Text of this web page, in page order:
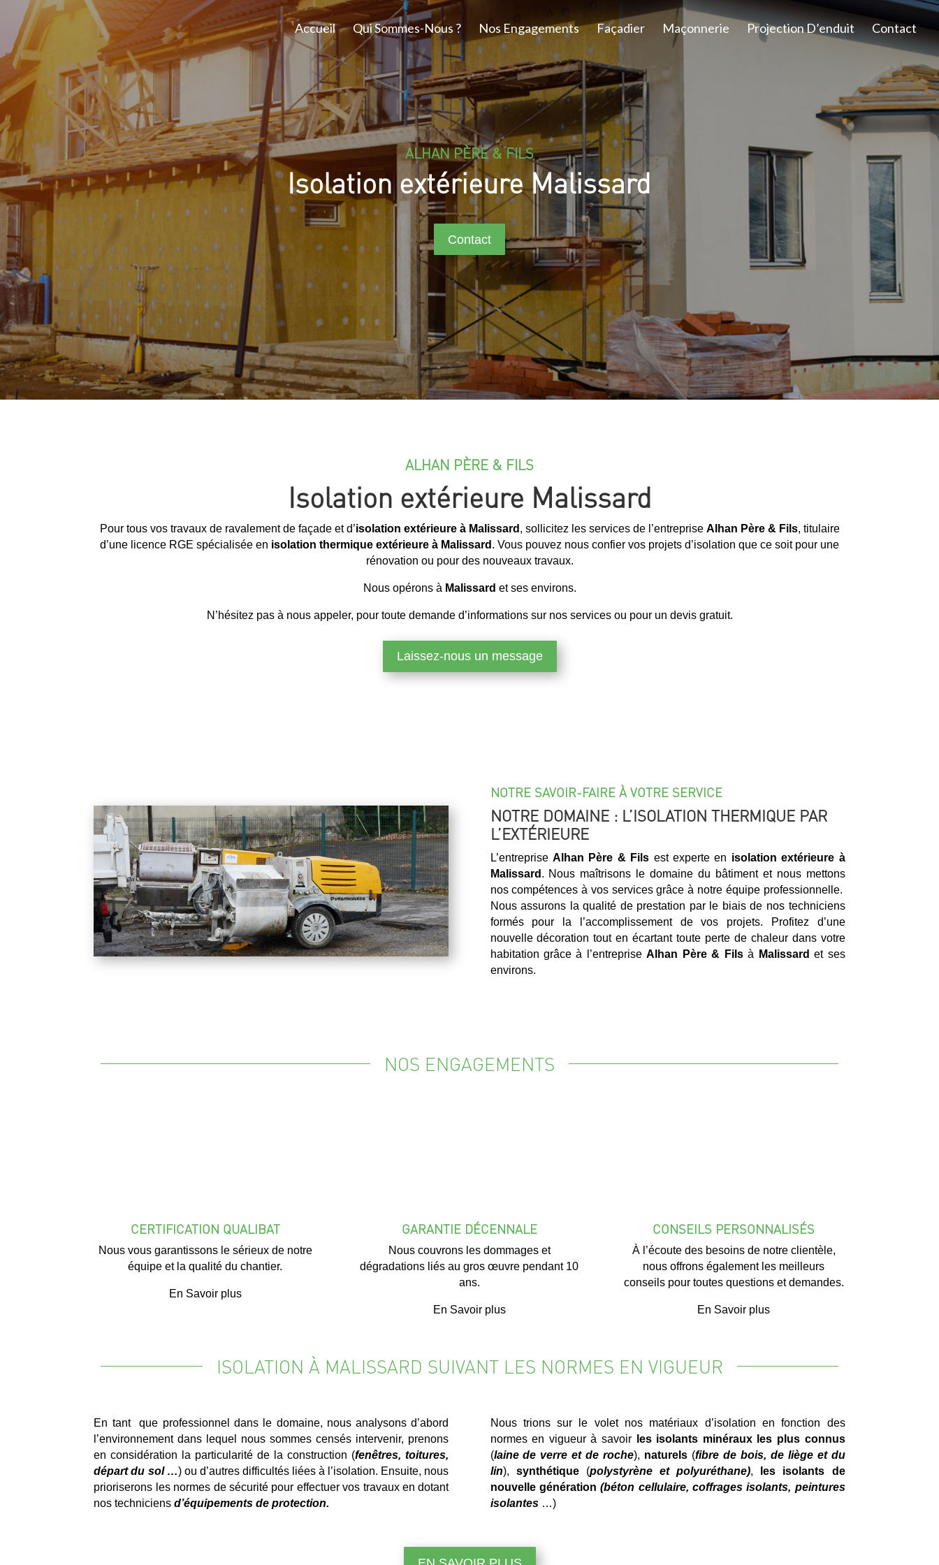
Accueil Qui Sommes-Nous ? Nos Engagements Façadier Maçonnerie Projection D’enduit Contact
ALHAN PÈRE & FILS
Isolation extérieure Malissard
Contact
ALHAN PÈRE & FILS
Isolation extérieure Malissard
Pour tous vos travaux de ravalement de façade et d’isolation extérieure à Malissard , sollicitez les services de l’entreprise Alhan Père & Fils, titulaire
d’une licence RGE spécialisée en isolation thermique extérieure à Malissard . Vous pouvez nous confier vos projets d’isolation que ce soit pour une
rénovation ou pour des nouveaux travaux.
Nous opérons à Malissard et ses environs.
N’hésitez pas à nous appeler, pour toute demande d’informations sur nos services ou pour un devis gratuit.
Laissez-nous un message
NOTRE SAVOIR-FAIRE À VOTRE SERVICE
NOTRE DOMAINE : L’ISOLATION THERMIQUE PAR
L’EXTÉRIEURE
L’entreprise Alhan Père & Fils est experte en isolation extérieure à
Malissard . Nous maîtrisons le domaine du bâtiment et nous mettons
nos compétences à vos services grâce à notre équipe professionnelle.
Nous assurons la qualité de prestation par le biais de nos techniciens
formés pour la l’accomplissement de vos projets. Profitez d’une
nouvelle décoration tout en écartant toute perte de chaleur dans votre
habitation grâce à l’entrepriseAlhan Père & Filsà Malissardet ses
environs.
NOS ENGAGEMENTS
CERTIFICATION QUALIBAT
Nous vous garantissons le sérieux de notre
équipe et la qualité du chantier.
En Savoir plus
GARANTIE DÉCENNALE
Nous couvrons les dommages et
dégradations liés au gros œuvre pendant 10
ans.
En Savoir plus
CONSEILS PERSONNALISÉS
À l’écoute des besoins de notre clientèle,
nous offrons également les meilleurs
conseils pour toutes questions et demandes.
En Savoir plus
ISOLATION À MALISSARD SUIVANT LES NORMES EN VIGUEUR
En tant que professionnel dans le domaine, nous analysons d’abord
l’environnement dans lequel nous sommes censés intervenir, prenons
en considération la particularité de la construction (fenêtres, toitures,
départ du sol …) ou d’autres difficultés liées à l’isolation. Ensuite, nous
prioriserons les normes de sécurité pour effectuer vos travaux en dotant
nos techniciensd’équipements de protection.
Nous trions sur le volet nos matériaux d’isolation en fonction des
normes en vigueur à savoirles isolants minéraux les plus connus
(laine de verre et de roche), naturels (fibre de bois, de liège et du
lin), synthétique(polystyrène et polyuréthane),
les isolants de
nouvelle génération (béton cellulaire, coffrages isolants, peintures
isolantes…)